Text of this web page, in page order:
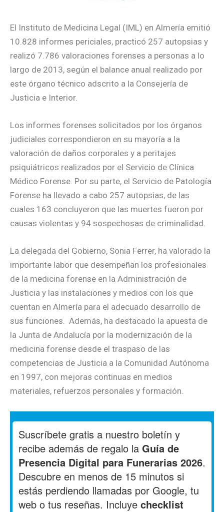
El Instituto de Medicina Legal (IML) en Almería emitió
10.828 informes periciales, practicó 257 autopsias y
realizó 7.786 valoraciones forenses a personas a lo
largo de 2013, según el balance anual realizado por
este órgano técnico adscrito a la Consejería de
Justicia e Interior.
Los informes forenses solicitados por los órganos
judiciales correspondieron en su mayoría a la
valoración de daños corporales y a peritajes
psiquiátricos realizados por el Servicio de Clínica
Médico Forense. Por su parte, el Servicio de Patología
Forense ha llevado a cabo 257 autopsias, de las
cuales 163 concluyeron que las muertes fueron por
causas violentas y 94 sospechosas de criminalidad.
La delegada del Gobierno, Sonia Ferrer, ha valorado la
importante labor que desempeñan los profesionales
de la medicina forense en la Administración de
Justicia y las instalaciones y medios con los que
cuentan en Almería para el adecuado desarrollo de
sus funciones. Además, ha destacado la apuesta de
la Junta de Andalucía por la modernización de la
medicina forense desde el traspaso de las
competencias de Justicia a la Comunidad Autónoma
en 1997, con mejoras continuas en medios
materiales, refuerzos personales y formación.